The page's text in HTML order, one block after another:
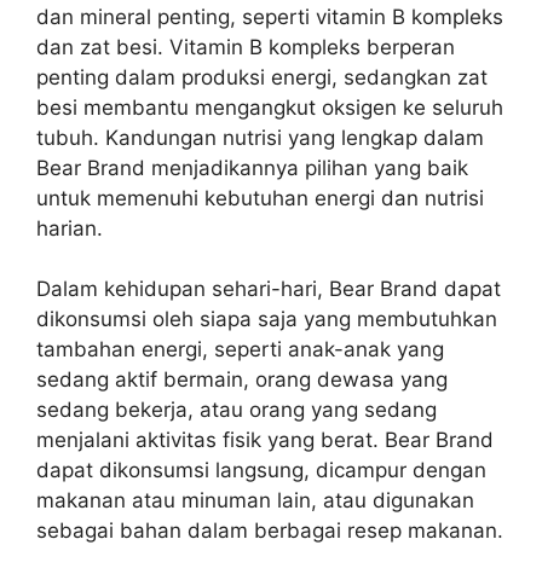
dan mineral penting, seperti vitamin B kompleks
dan zat besi. Vitamin B kompleks berperan
penting dalam produksi energi, sedangkan zat
besi membantu mengangkut oksigen ke seluruh
tubuh. Kandungan nutrisi yang lengkap dalam
Bear Brand menjadikannya pilihan yang baik
untuk memenuhi kebutuhan energi dan nutrisi
harian.
Dalam kehidupan sehari-hari, Bear Brand dapat
dikonsumsi oleh siapa saja yang membutuhkan
tambahan energi, seperti anak-anak yang
sedang aktif bermain, orang dewasa yang
sedang bekerja, atau orang yang sedang
menjalani aktivitas fisik yang berat. Bear Brand
dapat dikonsumsi langsung, dicampur dengan
makanan atau minuman lain, atau digunakan
sebagai bahan dalam berbagai resep makanan.